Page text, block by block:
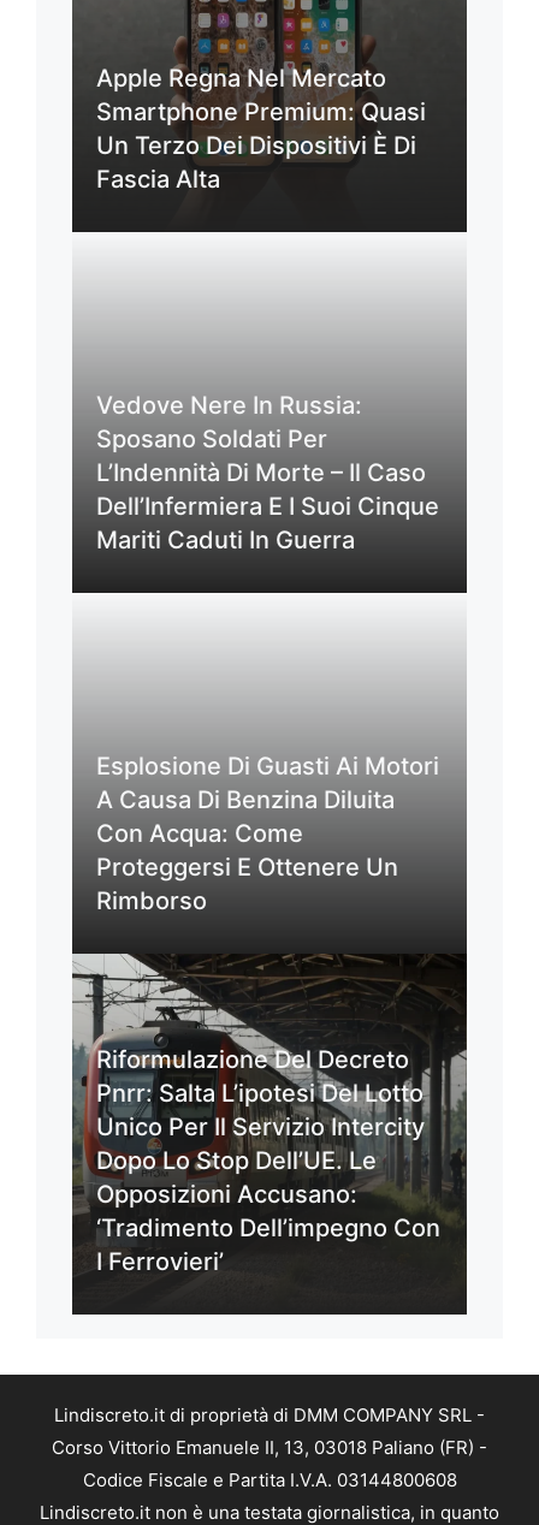
Apple Regna Nel Mercato
Smartphone Premium: Quasi
Un Terzo Dei Dispositivi È Di
Fascia Alta
Vedove Nere In Russia:
Sposano Soldati Per
L’Indennità Di Morte – Il Caso
Dell’Infermiera E I Suoi Cinque
Mariti Caduti In Guerra
Esplosione Di Guasti Ai Motori
A Causa Di Benzina Diluita
Con Acqua: Come
Proteggersi E Ottenere Un
Rimborso
Riformulazione Del Decreto
Pnrr: Salta L’ipotesi Del Lotto
Unico Per Il Servizio Intercity
Dopo Lo Stop Dell’UE. Le
Opposizioni Accusano:
‘Tradimento Dell’impegno Con
I Ferrovieri’
Lindiscreto.it di proprietà di DMM COMPANY SRL -
Corso Vittorio Emanuele II, 13, 03018 Paliano (FR) -
Codice Fiscale e Partita I.V.A. 03144800608
Lindiscreto.it non è una testata giornalistica, in quanto